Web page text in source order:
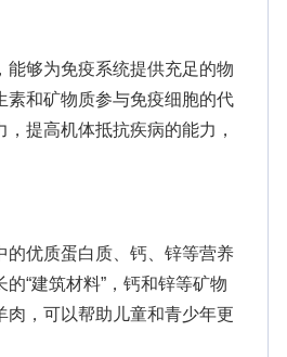
够为免疫系统提供充足的物
素和矿物质参与免疫细胞的代
提高机体抵抗疾病的能力，
优质蛋白质、钙、锌等营养
“建筑材料”，钙和锌等矿物
肉，可以帮助儿童和青少年更